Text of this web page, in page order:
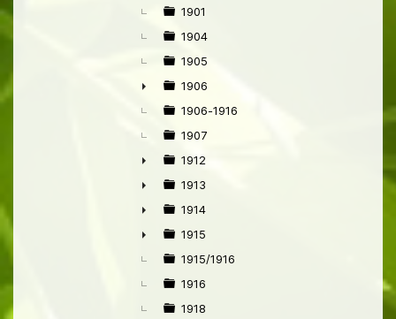
►
1901
1904
1905
►
1906
1906-1916
1907
►
1912
►
1913
►
1914
►
1915
1915/1916
1916
1918